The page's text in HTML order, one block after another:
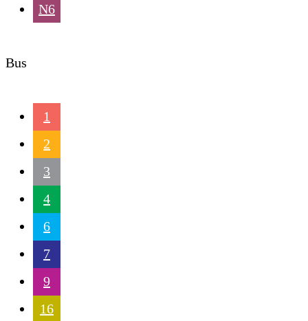
N6
Bus
1
2
3
4
6
7
9
16